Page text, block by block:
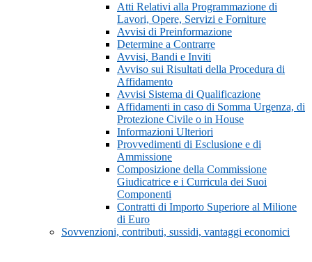
Atti Relativi alla Programmazione di
Lavori, Opere, Servizi e Forniture
Avvisi di Preinformazione
Determine a Contrarre
Avvisi, Bandi e Inviti
Avviso sui Risultati della Procedura di
Affidamento
Avvisi Sistema di Qualificazione
Affidamenti in caso di Somma Urgenza, di
Protezione Civile o in House
Informazioni Ulteriori
Provvedimenti di Esclusione e di
Ammissione
Composizione della Commissione
Giudicatrice e i Curricula dei Suoi
Componenti
Contratti di Importo Superiore al Milione
di Euro
Sovvenzioni, contributi, sussidi, vantaggi economici